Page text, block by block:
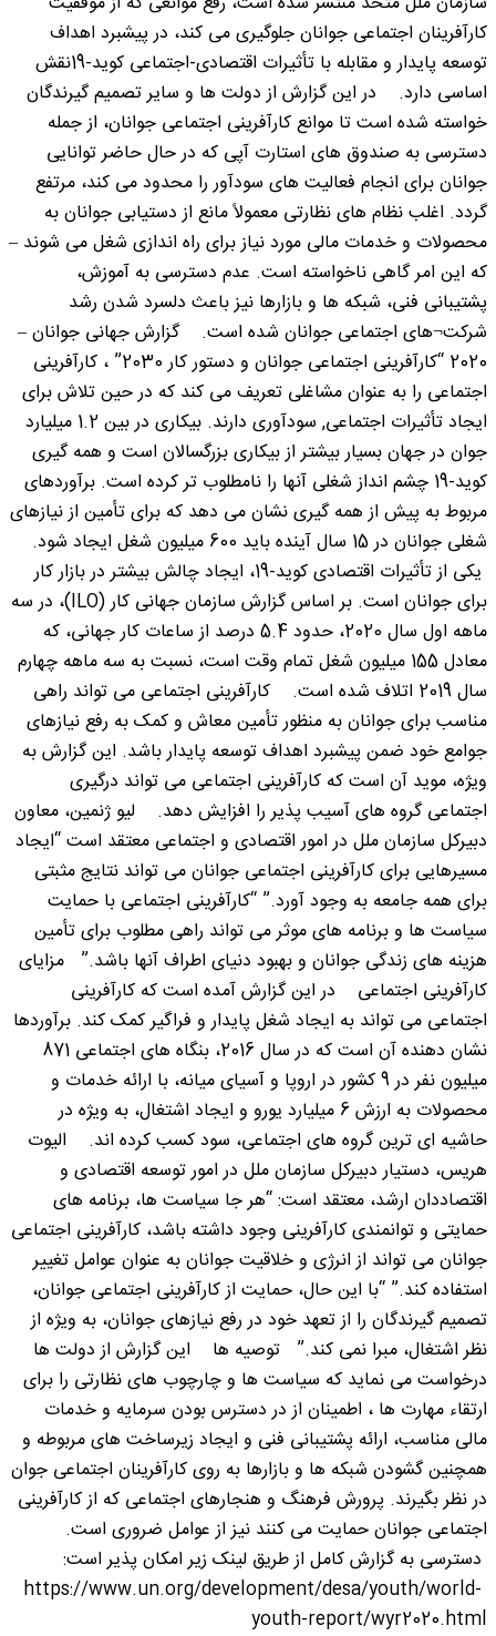
کارآفرینان اجتماعی جوانان جلوگیری می کند، در پیشبرد اهداف
توسعه پایدار و مقابله با تأثیرات اقتصادی-اجتماعی کوید-19نقش
اساسی دارد. در این گزارش از دولت ها و سایر تصمیم گیرندگان
خواسته شده است تا موانع کارآفرینی اجتماعی جوانان، از جمله
دسترسی به صندوق های استارت آپی که در حال حاضر توانایی
جوانان برای انجام فعالیت های سودآور را محدود می کند، مرتفع
گردد. اغلب نظام های نظارتی معمولاً مانع از دستیابی جوانان به
محصولات و خدمات مالی مورد نیاز برای راه اندازی شغل می شوند –
که این امر گاهی ناخواسته است. عدم دسترسی به آموزش،
پشتیبانی فنی، شبکه ها و بازارها نیز باعث دلسرد شدن رشد
شرکت¬های اجتماعی جوانان شده است. گزارش جهانی جوانان –
2020 “کارآفرینی اجتماعی جوانان و دستور کار 2030” ، کارآفرینی
اجتماعی را به عنوان مشاغلی تعریف می کند که در حین تلاش برای
ایجاد تأثیرات اجتماعی, سودآوری دارند. بیکاری در بین 1.2 میلیارد
جوان در جهان بسیار بیشتر از بیکاری بزرگسالان است و همه گیری
کوید-19 چشم انداز شغلی آنها را نامطلوب تر کرده است. برآوردهای
مربوط به پیش از همه گیری نشان می دهد که برای تأمین از نیازهای
شغلی جوانان در 15 سال آینده باید 600 میلیون شغل ایجاد شود.
یکی از تأثیرات اقتصادی کوید-19، ایجاد چالش بیشتر در بازار کار
برای جوانان است. بر اساس گزارش سازمان جهانی کار (ILO)، در سه
ماهه اول سال 2020، حدود 5.4 درصد از ساعات کار جهانی، که
معادل 155 میلیون شغل تمام وقت است، نسبت به سه ماهه چهارم
سال 2019 اتلاف شده است. کارآفرینی اجتماعی می تواند راهی
مناسب برای جوانان به منظور تأمین معاش و کمک به رفع نیازهای
جوامع خود ضمن پیشبرد اهداف توسعه پایدار باشد. این گزارش به
ویژه، موید آن است که کارآفرینی اجتماعی می تواند درگیری
اجتماعی گروه های آسیب پذیر را افزایش دهد. لیو ژنمین، معاون
دبیرکل سازمان ملل در امور اقتصادی و اجتماعی معتقد است “ایجاد
مسیرهایی برای کارآفرینی اجتماعی جوانان می تواند نتایج مثبتی
برای همه جامعه به وجود آورد.” “کارآفرینی اجتماعی با حمایت
سیاست ها و برنامه های موثر می تواند راهی مطلوب برای تأمین
هزینه های زندگی جوانان و بهبود دنیای اطراف آنها باشد.” مزایای
کارآفرینی اجتماعی در این گزارش آمده است که کارآفرینی
اجتماعی می تواند به ایجاد شغل پایدار و فراگیر کمک کند. برآوردها
نشان دهنده آن است که در سال 2016، بنگاه های اجتماعی 871
میلیون نفر در 9 کشور در اروپا و آسیای میانه، با ارائه خدمات و
محصولات به ارزش 6 میلیارد یورو و ایجاد اشتغال، به ویژه در
حاشیه ای ترین گروه های اجتماعی، سود کسب کرده اند. الیوت
هریس، دستیار دبیرکل سازمان ملل در امور توسعه اقتصادی و
اقتصاددان ارشد، معتقد است: “هر جا سیاست ها، برنامه های
حمایتی و توانمندی کارآفرینی وجود داشته باشد، کارآفرینی اجتماعی
جوانان می تواند از انرژی و خلاقیت جوانان به عنوان عوامل تغییر
استفاده کند.” “با این حال، حمایت از کارآفرینی اجتماعی جوانان،
تصمیم گیرندگان را از تعهد خود در رفع نیازهای جوانان، به ویژه از
نظر اشتغال، مبرا نمی کند.” توصیه ها این گزارش از دولت ها
درخواست می نماید که سیاست ها و چارچوب های نظارتی را برای
ارتقاء مهارت ها ، اطمینان از در دسترس بودن سرمایه و خدمات
مالی مناسب، ارائه پشتیبانی فنی و ایجاد زیرساخت های مربوطه و
همچنین گشودن شبکه ها و بازارها به روی کارآفرینان اجتماعی جوان
در نظر بگیرند. پرورش فرهنگ و هنجارهای اجتماعی که از کارآفرینی
اجتماعی جوانان حمایت می کنند نیز از عوامل ضروری است.
دسترسی به گزارش کامل از طریق لینک زیر امکان پذیر است:
https://www.un.org/development/desa/youth/world-
youth-report/wyr2020.html